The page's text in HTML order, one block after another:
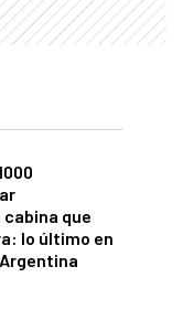
que
lo último en